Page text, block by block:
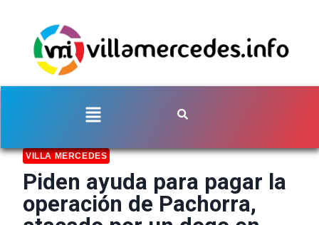
VILLA MERCEDES
Piden ayuda para pagar la
operación de Pachorra,